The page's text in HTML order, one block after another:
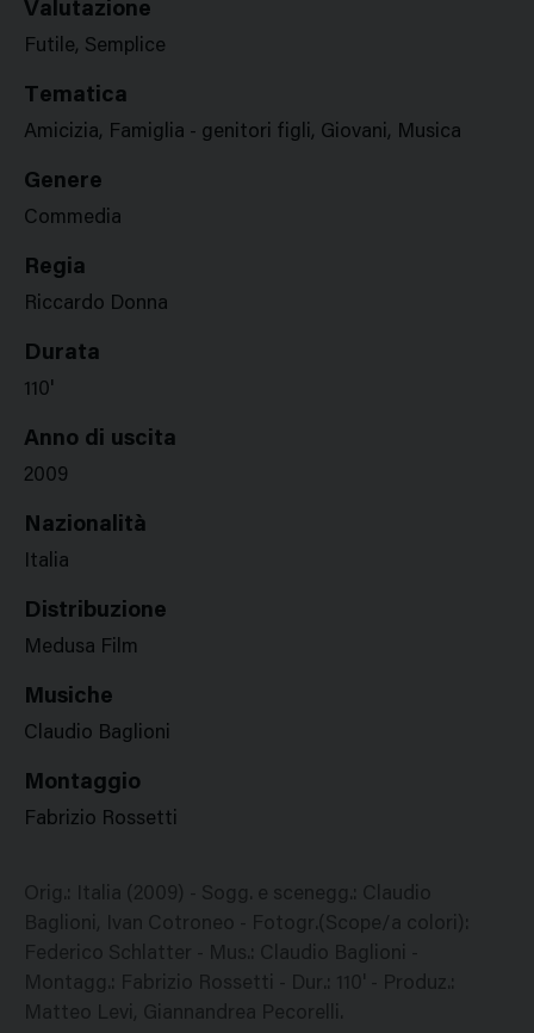
Valutazione
Futile, Semplice
Tematica
Amicizia, Famiglia - genitori figli, Giovani, Musica
Genere
Commedia
Regia
Riccardo Donna
Durata
110'
Anno di uscita
2009
Nazionalità
Italia
Distribuzione
Medusa Film
Musiche
Claudio Baglioni
Montaggio
Fabrizio Rossetti
Orig.: Italia (2009) - Sogg. e scenegg.: Claudio
Baglioni, Ivan Cotroneo - Fotogr.(Scope/a colori):
Federico Schlatter - Mus.: Claudio Baglioni -
Montagg.: Fabrizio Rossetti - Dur.: 110' - Produz.:
Matteo Levi, Giannandrea Pecorelli.